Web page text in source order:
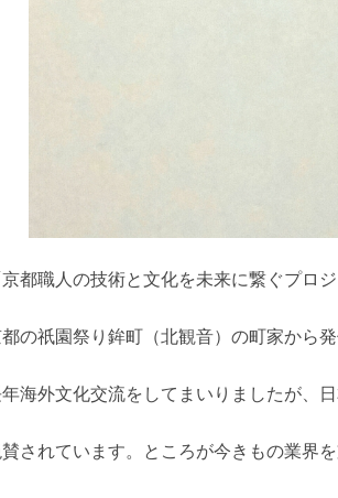
京都職人の技術と文化を未来に繋ぐプロ
の祇園祭り鉾町（北観音）の町家から発
海外文化交流をしてまいりましたが、
されています。ところが今きもの業界